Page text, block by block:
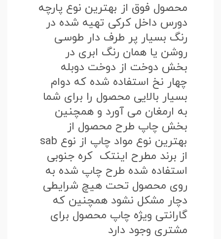
محصول فوق از بهترین نوع پارچه
دورس داخل کرکی تهیه شده در
رنگ بسیار پر طرف دار طوسی
روشن یا همان رنگ ابری در
بخش دوخت از دوخت دوبله
چهار نخ استفاده شده که دوام
بسیار بالایی محصول را برای شما
به ارمغان می آورد و همچنین
بخش چاپ طرح محصول از
بهترین نوع مواد چاپ از نوع sab
از برند مطرح اینتک کره جنوبی
استفاده شده طرح چاپ شده به
روی محصول تحت هیچ شرایطی
دچار مشکل نشود همچنین که
گارانتی ویژه چاپ محصول برای
مشتری وجود دارد